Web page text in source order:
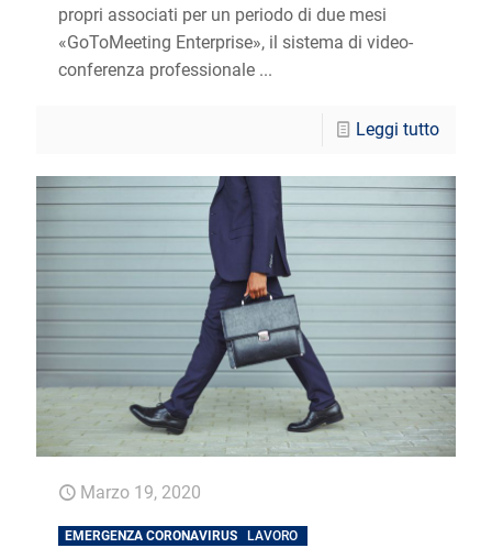
propri associati per un periodo di due mesi
«GoToMeeting Enterprise», il sistema di video-
conferenza professionale ...
Leggi tutto
Marzo 19, 2020
EMERGENZA CORONAVIRUS LAVORO